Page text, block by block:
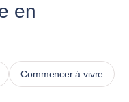
en
Commencer à vivre